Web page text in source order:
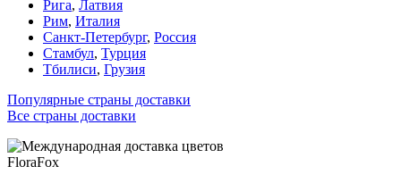
Рига, Латвия
Рим, Италия
Санкт-Петербург, Россия
Стамбул, Турция
Тбилиси, Грузия
Популярные страны доставки
Все страны доставки
FloraFox